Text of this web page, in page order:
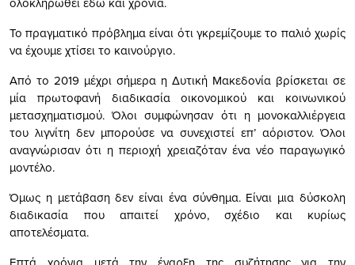
Το πραγματικό πρόβλημα είναι ότι γκρεμίζουμε το παλιό χωρίς
να έχουμε χτίσει το καινούργιο.
Από το 2019 μέχρι σήμερα η Δυτική Μακεδονία βρίσκεται σε
μία πρωτοφανή διαδικασία οικονομικού και κοινωνικού
μετασχηματισμού. Όλοι συμφώνησαν ότι η μονοκαλλιέργεια
του λιγνίτη δεν μπορούσε να συνεχιστεί επ’ αόριστον. Όλοι
αναγνώρισαν ότι η περιοχή χρειαζόταν ένα νέο παραγωγικό
μοντέλο.
Όμως η μετάβαση δεν είναι ένα σύνθημα. Είναι μια δύσκολη
διαδικασία που απαιτεί χρόνο, σχέδιο και κυρίως
αποτελέσματα.